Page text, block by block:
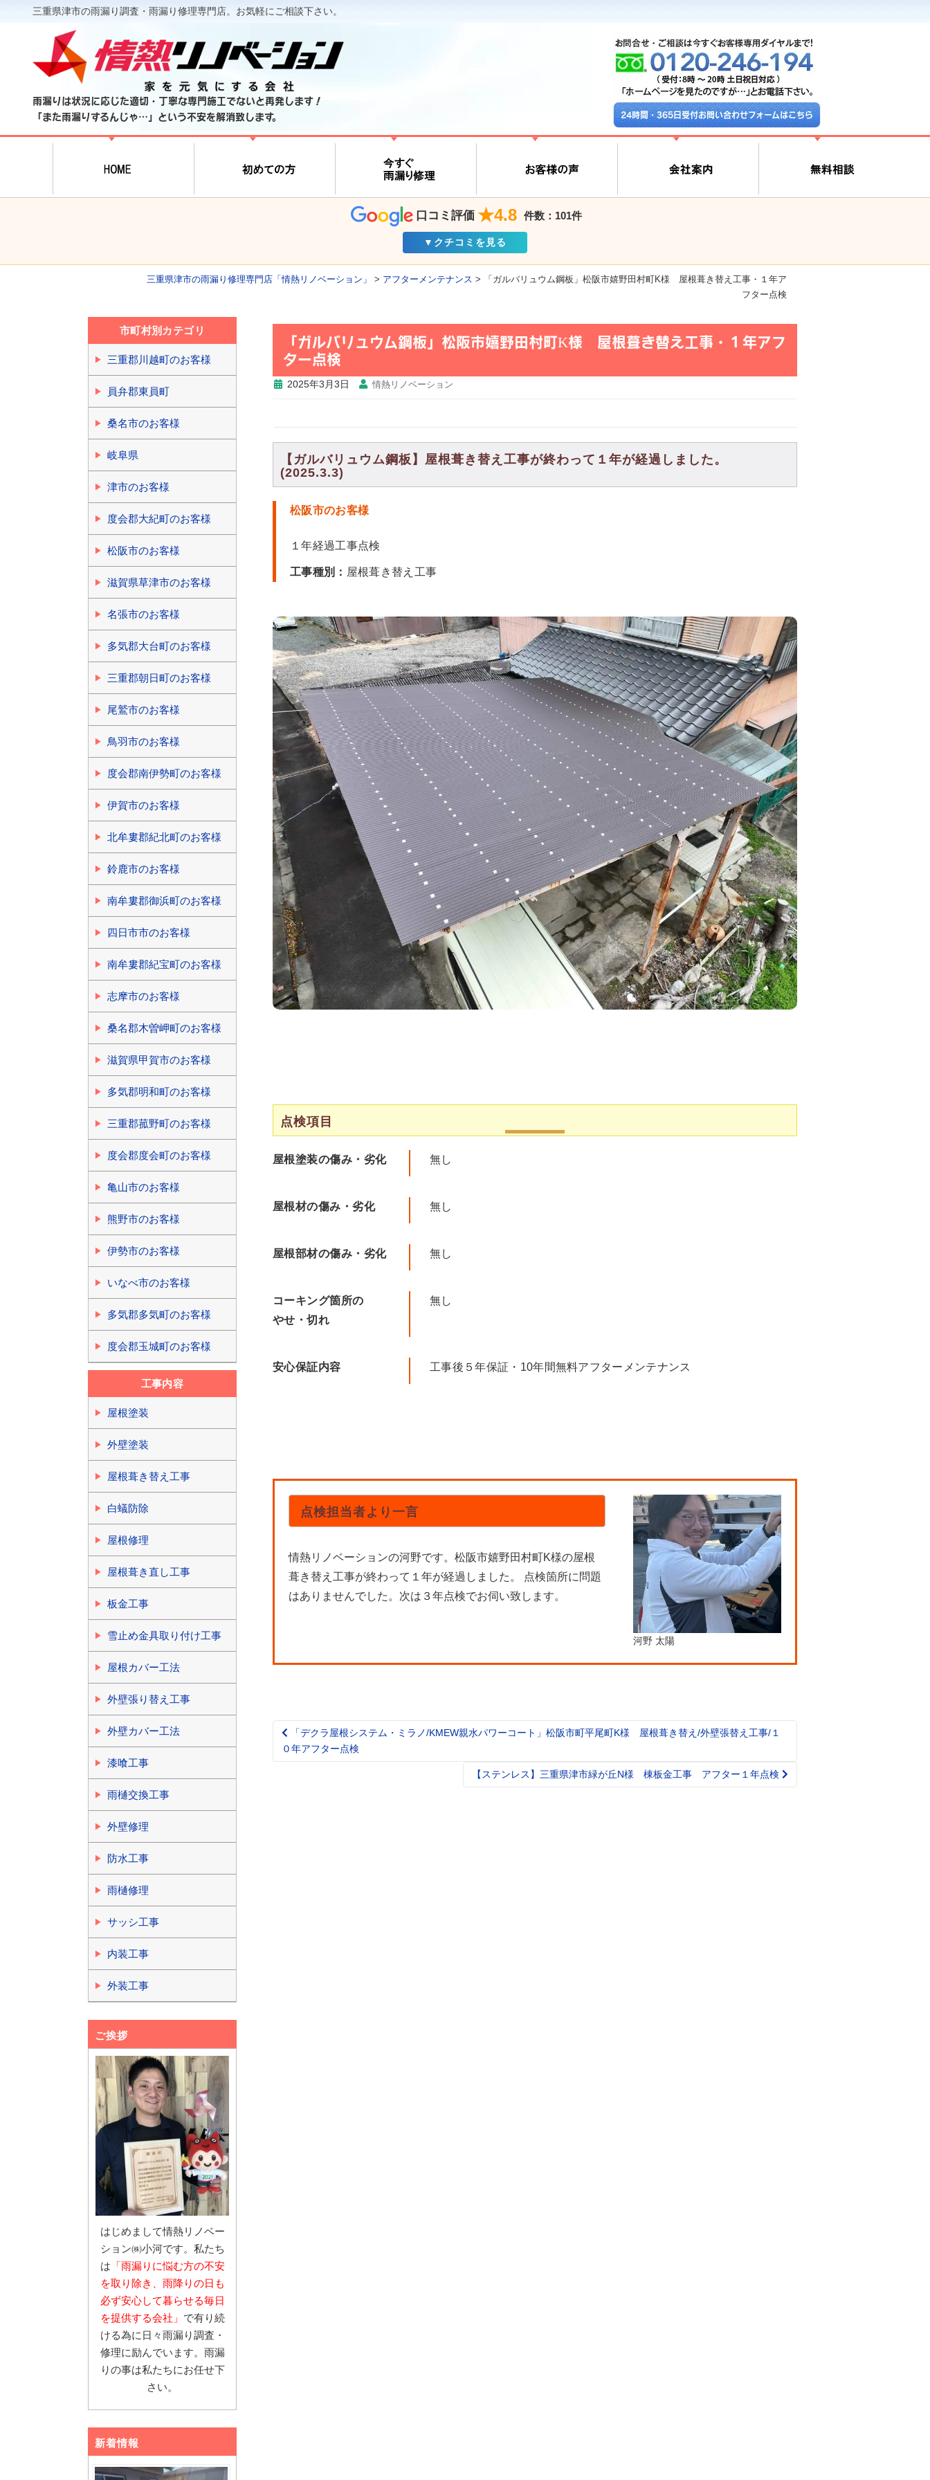
三重県津市の雨漏り調査・雨漏り修理専門店。お気軽にご相談下さい。
雨漏りは状況に応じた適切・丁寧な専門施工でないと再発します！
「また雨漏りするんじゃ…」という不安を解消致します。
24時間・365日受付お問い合わせフォームはこちら
口コミ評価 ★4.8 件数：101件
▼クチコミを見る
三重県津市の雨漏り修理専門店「情熱リノベーション」 > アフターメンテナンス >
「ガルバリュウム鋼板」松阪市嬉野田村町K様 屋根葺き替え工事・１年ア
フター点検
「ガルバリュウム鋼板」松阪市嬉野田村町K様 屋根葺き替え工事・１年アフ
ター点検
2025年3月3日 情熱リノベーション
【ガルバリュウム鋼板】屋根葺き替え工事が終わって１年が経過しました。
(2025.3.3)
松阪市のお客様
１年経過工事点検
工事種別： 屋根葺き替え工事
点検項目
屋根塗装の傷み・劣化 無し
屋根材の傷み・劣化 無し
屋根部材の傷み・劣化 無し
コーキング箇所の
やせ・切れ
無し
安心保証内容 工事後５年保証・10年間無料アフターメンテナンス
点検担当者より一言
情熱リノベーションの河野です。松阪市嬉野田村町K様の屋根
葺き替え工事が終わって１年が経過しました。 点検箇所に問題
はありませんでした。次は３年点検でお伺い致します。
河野 太陽
Post
navigation
「デクラ屋根システム・ミラノ/KMEW親水パワーコート」松阪市町平尾町K様 屋根葺き替え/外壁張替え工事/１
０年アフター点検
【ステンレス】三重県津市緑が丘N様 棟板金工事 アフター１年点検
市町村別カテゴリ
三重郡川越町のお客様
員弁郡東員町
桑名市のお客様
岐阜県
津市のお客様
度会郡大紀町のお客様
松阪市のお客様
滋賀県草津市のお客様
名張市のお客様
多気郡大台町のお客様
三重郡朝日町のお客様
尾鷲市のお客様
鳥羽市のお客様
度会郡南伊勢町のお客様
伊賀市のお客様
北牟婁郡紀北町のお客様
鈴鹿市のお客様
南牟婁郡御浜町のお客様
四日市市のお客様
南牟婁郡紀宝町のお客様
志摩市のお客様
桑名郡木曽岬町のお客様
滋賀県甲賀市のお客様
多気郡明和町のお客様
三重郡菰野町のお客様
度会郡度会町のお客様
亀山市のお客様
熊野市のお客様
伊勢市のお客様
いなべ市のお客様
多気郡多気町のお客様
度会郡玉城町のお客様
工事内容
屋根塗装
外壁塗装
屋根葺き替え工事
白蟻防除
屋根修理
屋根葺き直し工事
板金工事
雪止め金具取り付け工事
屋根カバー工法
外壁張り替え工事
外壁カバー工法
漆喰工事
雨樋交換工事
外壁修理
防水工事
雨樋修理
サッシ工事
内装工事
外装工事
ご挨拶
はじめまして情熱リノベー
ション㈱小河です。私たち
は 「雨漏りに悩む方の不安
を取り除き、雨降りの日も
必ず安心して暮らせる毎日
を提供する会社」 で有り続
ける為に日々雨漏り調査・
修理に励んでいます。雨漏
りの事は私たちにお任せ下
さい。
新着情報